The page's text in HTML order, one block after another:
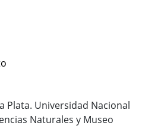
Plata. Universidad Nacional
Naturales y Museo